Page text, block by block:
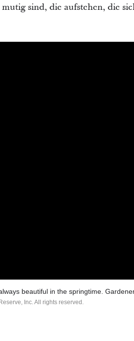
sind, die aufstehen, die
beautiful in the springtime.
Inc. All rights reserved.